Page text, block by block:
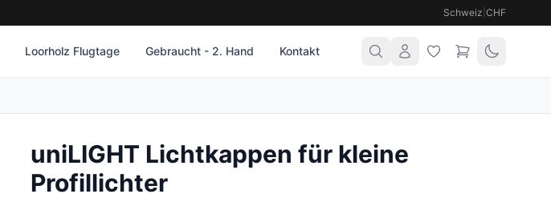
Schweiz CHF
Loorholz Flugtage Gebraucht - 2. Hand Kontakt
uniLIGHT Lichtkappen für kleine
Profillichter